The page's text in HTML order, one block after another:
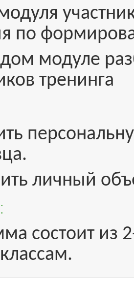
по
модуле
тренинга
личный
состоит из